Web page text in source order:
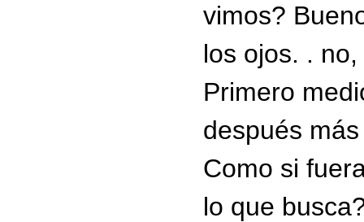
vimos?
los ojos. .
Primero
después
Como si
lo que